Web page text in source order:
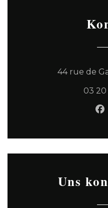
44 rue de
03 20
Uns